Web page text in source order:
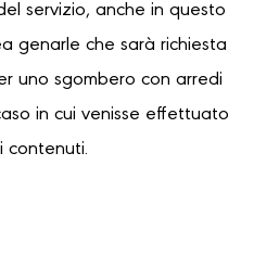
servizio, anche in questo
genarle che sarà richiesta
uno sgombero con arredi
in cui venisse effettuato
contenuti.